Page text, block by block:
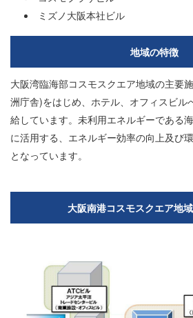
ミズノ大阪本社ビル
地域の特徴
大阪湾臨海部コスモスクエア地域の主要
洲庁舎)をはじめ、ホテル、オフィスビル
給しています。未利用エネルギーである
に活用する、エネルギー効率の向上及び
となっています。
大阪南港コスモスクエア地